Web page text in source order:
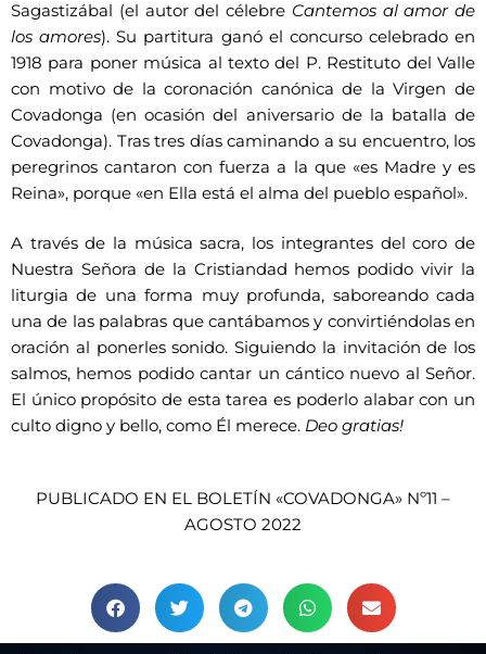
Sagastizábal (el autor del célebre Cantemos al amor de
los amores). Su partitura ganó el concurso celebrado en
1918 para poner música al texto del P. Restituto del Valle
con motivo de la coronación canónica de la Virgen de
Covadonga (en ocasión del aniversario de la batalla de
Covadonga). Tras tres días caminando a su encuentro, los
peregrinos cantaron con fuerza a la que «es Madre y es
Reina», porque «en Ella está el alma del pueblo español».
A través de la música sacra, los integrantes del coro de
Nuestra Señora de la Cristiandad hemos podido vivir la
liturgia de una forma muy profunda, saboreando cada
una de las palabras que cantábamos y convirtiéndolas en
oración al ponerles sonido. Siguiendo la invitación de los
salmos, hemos podido cantar un cántico nuevo al Señor.
El único propósito de esta tarea es poderlo alabar con un
culto digno y bello, como Él merece. Deo gratias!
PUBLICADO EN EL BOLETÍN «COVADONGA» Nº11 –
AGOSTO 2022